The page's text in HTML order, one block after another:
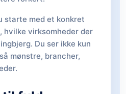
starte med et konkret
hvilke virksomheder der
Du ser ikke kun
mønstre, brancher,